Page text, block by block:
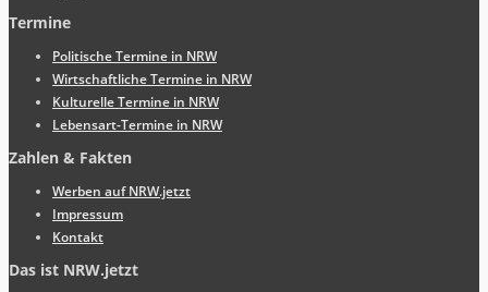
Termine
Politische Termine in NRW
Wirtschaftliche Termine in NRW
Kulturelle Termine in NRW
Lebensart-Termine in NRW
Zahlen & Fakten
Werben auf NRW.jetzt
Impressum
Kontakt
Das ist NRW.jetzt